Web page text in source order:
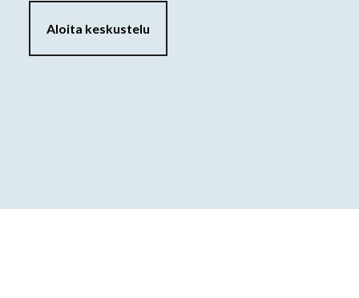
Aloita keskustelu